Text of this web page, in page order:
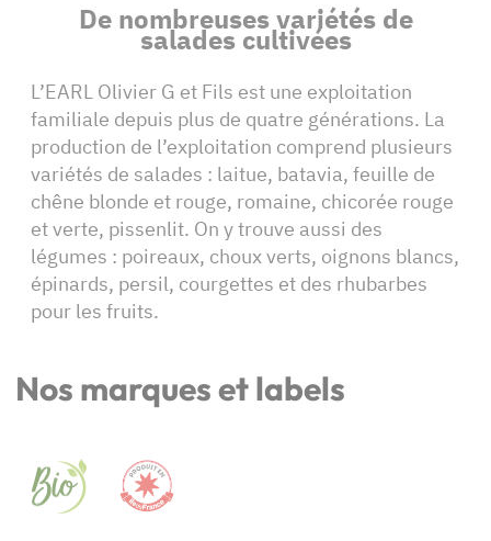
De nombreuses variétés de
salades cultivées
L’EARL Olivier G et Fils est une exploitation
familiale depuis plus de quatre générations. La
production de l’exploitation comprend plusieurs
variétés de salades : laitue, batavia, feuille de
chêne blonde et rouge, romaine, chicorée rouge
et verte, pissenlit. On y trouve aussi des
légumes : poireaux, choux verts, oignons blancs,
épinards, persil, courgettes et des rhubarbes
pour les fruits.
Nos marques et labels